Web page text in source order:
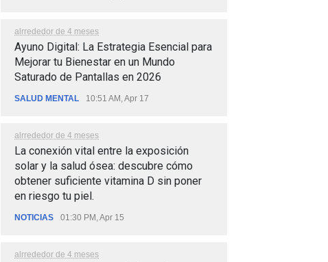
alrrededor de 4 meses
Ayuno Digital: La Estrategia Esencial para
Mejorar tu Bienestar en un Mundo
Saturado de Pantallas en 2026
SALUD MENTAL 10:51 AM, Apr 17
alrrededor de 4 meses
La conexión vital entre la exposición
solar y la salud ósea: descubre cómo
obtener suficiente vitamina D sin poner
en riesgo tu piel.
NOTICIAS 01:30 PM, Apr 15
alrrededor de 4 meses